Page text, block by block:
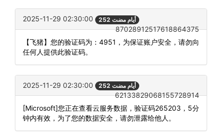
2025-11-29 02:30:00 252 أيام مضت
87028912517618864375
【飞猪】您的验证码为：4951，为保证账户安全，请勿向
任何人提供此验证码。
2025-11-29 02:30:00 252 أيام مضت
62133829068155728914
[Microsoft]您正在查看云服务数据，验证码265203，5分
钟内有效，为了您的数据安全，请勿泄露给他人。